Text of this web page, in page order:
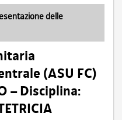
delle
(ASU FC)
– Disciplina: